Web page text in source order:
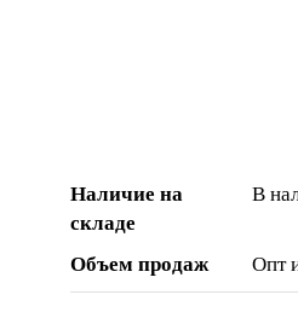
Наличие на
складе
В
Объем продаж Опт